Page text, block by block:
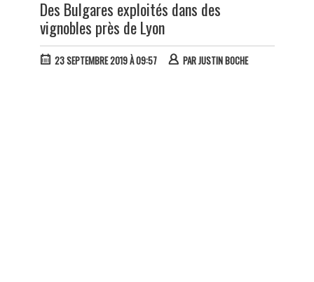
Des Bulgares exploités dans des
vignobles près de Lyon
23 SEPTEMBRE 2019 À 09:57 PARJUSTIN BOCHE